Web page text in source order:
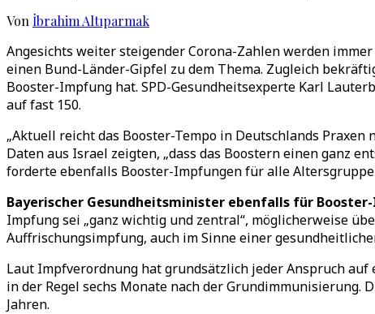
Von İbrahim Altıparmak
Angesichts weiter steigender Corona-Zahlen werden
einen Bund-Länder-Gipfel zu dem Thema. Zugleich
Booster-Impfung hat. SPD-Gesundheitsexperte Karl
auf fast 150.
„Aktuell reicht das Booster-Tempo in Deutschlands Praxen
Daten aus Israel zeigten, „dass das Boostern einen ganz
forderte ebenfalls Booster-Impfungen für alle
Bayerischer Gesundheitsminister ebenfalls für
Impfung sei „ganz wichtig und zentral“, möglicherweise
Auffrischungsimpfung, auch im Sinne einer
Laut Impfverordnung hat grundsätzlich jeder Anspruch
in der Regel sechs Monate nach der Grundimmunisierung.
Jahren.